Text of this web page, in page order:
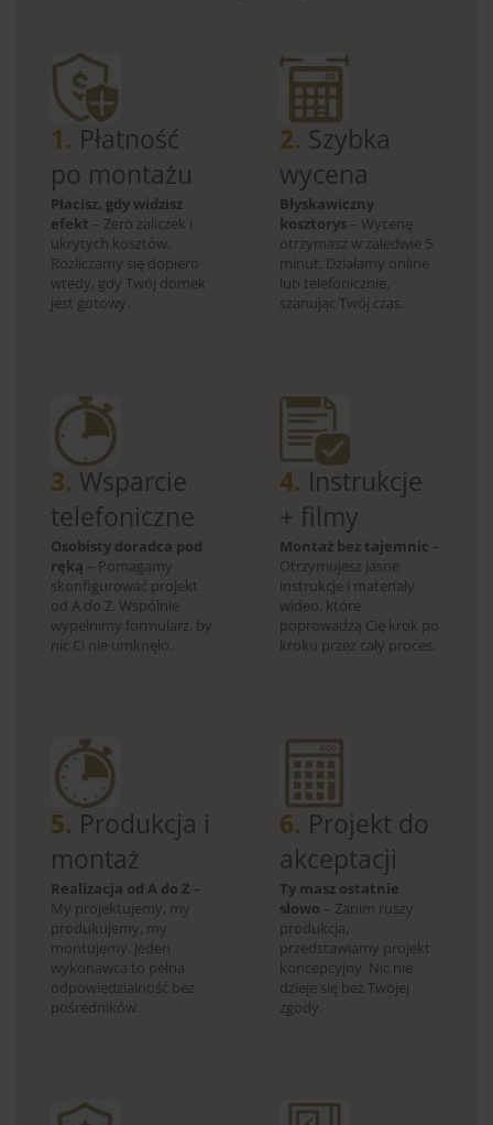
1. Płatność
po montażu
Płacisz, gdy widzisz
efekt – Zero zaliczek i
ukrytych kosztów.
Rozliczamy się dopiero
wtedy, gdy Twój domek
jest gotowy.
2. Szybka
wycena
Błyskawiczny
kosztorys – Wycenę
otrzymasz w zaledwie 5
minut. Działamy online
lub telefonicznie,
szanując Twój czas.
3. Wsparcie
telefoniczne
Osobisty doradca pod
ręką – Pomagamy
skonfigurować projekt
od A do Z. Wspólnie
wypełnimy formularz, by
nic Ci nie umknęło.
4. Instrukcje
+ filmy
Montaż bez tajemnic –
Otrzymujesz jasne
instrukcje i materiały
wideo, które
poprowadzą Cię krok po
kroku przez cały proces.
5. Produkcja i
montaż
Realizacja od A do Z –
My projektujemy, my
produkujemy, my
montujemy. Jeden
wykonawca to pełna
odpowiedzialność bez
pośredników.
6. Projekt do
akceptacji
Ty masz ostatnie
słowo – Zanim ruszy
produkcja,
przedstawiamy projekt
koncepcyjny. Nic nie
dzieje się bez Twojej
zgody.